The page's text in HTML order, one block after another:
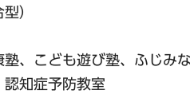
）
、こども遊び塾、ふじみ
認知症予防教室